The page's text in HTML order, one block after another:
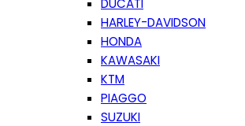
DUCATI
HARLEY-DAVIDSON
HONDA
KAWASAKI
KTM
PIAGGO
SUZUKI